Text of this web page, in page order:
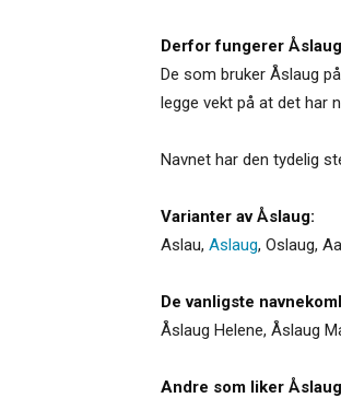
Derfor fungerer
De som bruker Åslaug
legge vekt på at det har
Navnet har den tydelig
Varianter av Åslaug:
Aslau, Aslaug, Oslaug,
De vanligste
Åslaug Helene, Åslaug
Andre som liker